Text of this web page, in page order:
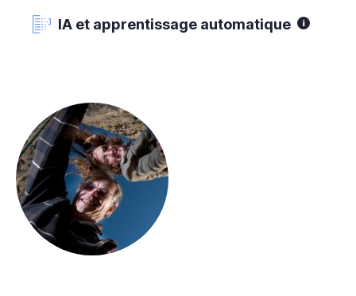
IA et apprentissage automatique